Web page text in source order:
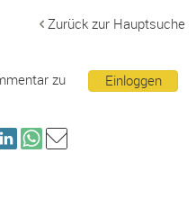
Zurück zur Hauptsuche
Einloggen
zu